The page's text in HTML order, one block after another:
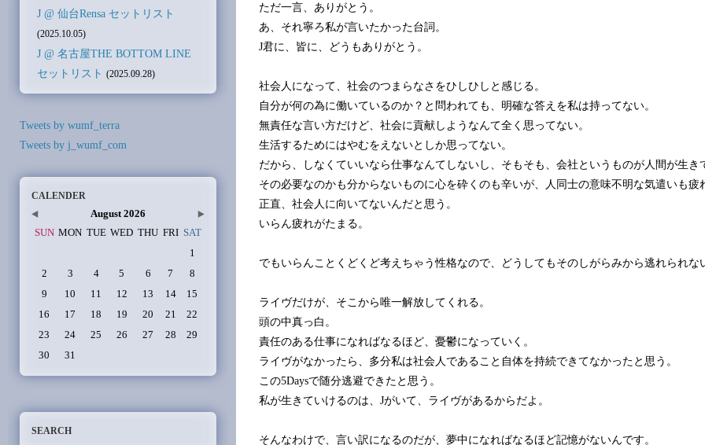
ただ一言、ありがとう。
あ、それ寧ろ私が言いたかった台詞。
J君に、皆に、どうもありがとう。
社会人になって、社会のつまらなさをひしひしと感じる。
自分が何の為に働いているのか？と問われても、明確な答えを私は持ってない。
無責任な言い方だけど、社会に貢献しようなんて全く思ってない。
生活するためにはやむをえないとしか思ってない。
だから、しなくていいなら仕事なんてしないし、そもそも、会社というものが人間が生
その必要なのかも分からないものに心を砕くのも辛いが、人同士の意味不明な気遣いも疲
正直、社会人に向いてないんだと思う。
いらん疲れがたまる。
でもいらんことくどくど考えちゃう性格なので、どうしてもそのしがらみから逃れられな
ライヴだけが、そこから唯一解放してくれる。
頭の中真っ白。
責任のある仕事になればなるほど、憂鬱になっていく。
ライヴがなかったら、多分私は社会人であること自体を持続できてなかったと思う。
この5Daysで随分逃避できたと思う。
私が生きていけるのは、Jがいて、ライヴがあるからだよ。
そんなわけで、言い訳になるのだが、夢中になればなるほど記憶がないんです。
J @ 仙台Rensa セットリスト
(2025.10.05)
J @ 名古屋THE BOTTOM LINE
セットリスト (2025.09.28)
Tweets by wumf_terra
Tweets by j_wumf_com
CALENDER
August 2026
SUN MON TUE WED THU FRI SAT
1
2
3 4 5 6 7
8
9
10 11 12 13 14
15
16
17 18 19 20 21
22
23
24 25 26 27 28
29
30
31
SEARCH